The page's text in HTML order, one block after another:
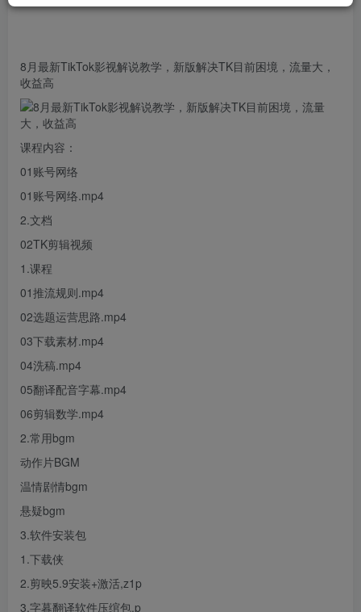
8月最新TikTok影视解说教学，新版解决TK目前困境，流量大，
收益高
课程内容：
01账号网络
01账号网络.mp4
2.文档
02TK剪辑视频
1.课程
01推流规则.mp4
02选题运营思路.mp4
03下载素材.mp4
04洗稿.mp4
05翻译配音字幕.mp4
06剪辑数学.mp4
2.常用bgm
动作片BGM
温情剧情bgm
悬疑bgm
3.软件安装包
1.下载侠
2.剪映5.9安装+激活,z1p
3.字暮翻译软件压绾包.p